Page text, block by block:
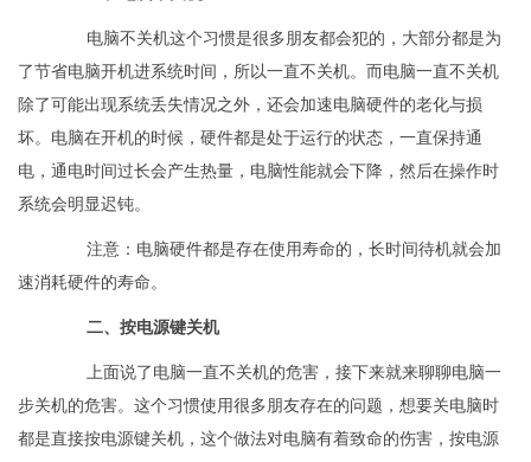
电脑不关机这个习惯是很多朋友都会犯的，大部分都是为
了节省电脑开机进系统时间，所以一直不关机。而电脑一直不关机
除了可能出现系统丢失情况之外，还会加速电脑硬件的老化与损
坏。电脑在开机的时候，硬件都是处于运行的状态，一直保持通
电，通电时间过长会产生热量，电脑性能就会下降，然后在操作时
系统会明显迟钝。
注意：电脑硬件都是存在使用寿命的，长时间待机就会加
速消耗硬件的寿命。
二、按电源键关机
上面说了电脑一直不关机的危害，接下来就来聊聊电脑一
步关机的危害。这个习惯使用很多朋友存在的问题，想要关电脑时
都是直接按电源键关机，这个做法对电脑有着致命的伤害，按电源